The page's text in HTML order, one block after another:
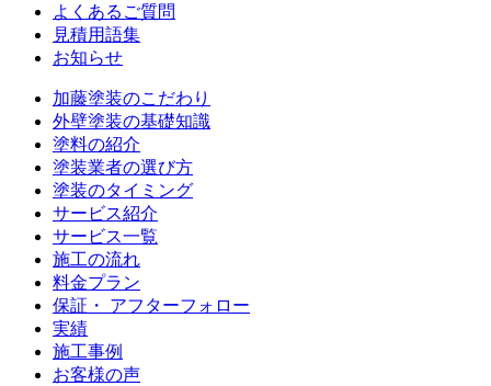
よくあるご質問
見積用語集
お知らせ
加藤塗装のこだわり
外壁塗装の基礎知識
塗料の紹介
塗装業者の選び方
塗装のタイミング
サービス紹介
サービス一覧
施工の流れ
料金プラン
保証・ アフターフォロー
実績
施工事例
お客様の声